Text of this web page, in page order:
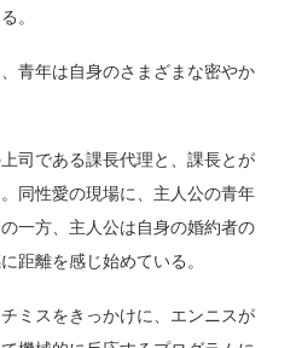
。
青年は自身のさまざまな密やか
司である課長代理と、課長とが
同性愛の現場に、主人公の青年
一方、主人公は自身の婚約者の
距離を感じ始めている。
ミスをきっかけに、エンニスが